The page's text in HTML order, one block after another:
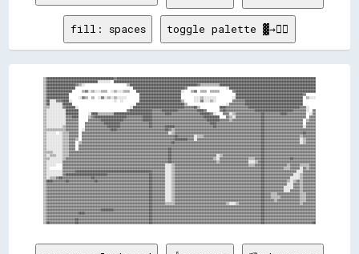
fill: spaces toggle palette ▓→✊🏽
▒▒██████████████████████████████████████████▓▓████████████████████████████████████████████████████████████████████████████████████████████████████████████████████████████
▒▒████████████████████████████████░░░░░░░░  ██████████████████████████████████████████████████████████████████████████████████████████████████████████████████████████████
▒▒██████████████████▓▓▒▒░░                          ▒▒██████████████████████████████████████████▓▓▒▒▒▒▒▒▒▒▒▒▒▒████████████████████████████████████████████████████████████
▒▒██████████████████                                    ████████████████████████████████▓▓                        ░░██████████████████████████████████████████████████████
▒▒████████████████      ▒▒▓▓░░▒▒░░░░▒▒▒▒  ░░▒▒░░░░▒▒▒▒    ████████████████████████████░░    ▒▒▓▓  ▒▒▒▒  ▒▒▒▒▒▒        ▓▓██████████████████████████████████████████████████
▒▒██████████████                                            ██████████████████████████                                  ██████████████████████████████████████████▓▓
▒▒██████████████      ░░▓▓▒▒  ▒▒  ░░▓▓░░▒▒░░▒▒░░░░░░        ██████████████████████████        ░░░░▒▒░░░░░░░░          ░░██████████████████████████████████████████  ▒▒░░░░
▒▒██░░░░▓▓▓▓████░░                          ░░  ░░          ██████████████████████████▒▒      ░░░░▓▓░░░░▒▒░░          ▓▓▓▓▓▓▓▓████████████████████████████████████
▒▒██░░░░░░░░██████                                        ██████████████████████████████▒▒                        ░░▓▓▓▓▓▓▓▓▓▓████████████████████████████████████
▒▒▒▒░░░░░░░░▓▓██████░░                                ░░████████████████████████████████▓▓▓▓▓▓██▒▒            ████▓▓▓▓▓▓▓▓▓▓▓▓▓▓████████████████████████████████▓▓▓▓░░
▒▒░░░░░░░░░░░░████████                              ▓▓██████████████▓▓▓▓▓▓██████████▓▓▓▓▓▓▓▓▓▓▓▓████▓▓        ▓▓██▓▓▓▓▓▓▓▓▓▓▓▓▓▓▓▓▓▓████████████████████████▓▓▓▓▓▓▓▓░░  ▓▓
▒▒░░░░░░░░░░░░████████      ░░████▒▒▒▒▒▒▒▒▒▒████████████████████████▓▓▓▓▓▓▓▓████▓▓▓▓▓▓▓▓▓▓▓▓▓▓▓▓▓▓██████▓▓░░    ▓▓▓▓░░▒▒▓▓▓▓▓▓▓▓▓▓▓▓▓▓▓▓██▓▓▓▓▓▓▓▓▓▓████▓▓▓▓▓▓▓▓▓▓▓▓  ░░▓▓
▒▒░░░░░░░░░░░░▓▓▓▓████      ▒▒▓▓████████████████████▓▓▓▓▓▓▓▓▓▓██████▓▓▓▓▓▓▓▓▓▓▓▓▓▓▓▓▓▓▓▓▓▓▓▓▓▓▓▓▓▓▓▓██████████    ▓▓▒▒░░▓▓▓▓▓▓▓▓▓▓▓▓▓▓▓▓██▓▓▓▓▓▓▓▓▓▓▓▓▓▓▓▓▓▓▓▓▓▓▓▓▓▓  ▓▓▓▓
▒▒░░░░░░░░░░░░▓▓▓▓▓▓▓▓      ▓▓▓▓▓▓▓▓██████████████▓▓▓▓▓▓▓▓▓▓▓▓██████▓▓▓▓▓▓▓▓▓▓▓▓▓▓▓▓▓▓▓▓▓▓▓▓▓▓▓▓▓▓▓▓▓▓████████▓▓▓▓▓▓▒▒▓▓▓▓▓▓▓▓▓▓▓▓▓▓▓▓▓▓██▓▓▓▓▓▓▓▓▓▓▓▓▓▓▓▓▓▓▓▓▓▓▓▓  ▒▒▓▓▓▓
▒▒░░░░░░░░░░░░▓▓▓▓▓▓▓▓    ▓▓▓▓▓▓▓▓▓▓▓▓██████████▓▓▓▓▓▓▓▓▓▓▓▓▓▓▓▓▓▓██▓▓▓▓▓▓▓▓▓▓▓▓▓▓▓▓▓▓▓▓▓▓▓▓▓▓▓▓▓▓▓▓▓▓▓▓████▓▓▓▓▓▓▓▓▓▓▓▓▓▓▓▓▓▓▓▓▓▓▓▓▓▓▓▓██▓▓▓▓▓▓▓▓▓▓▓▓▓▓▓▓▓▓▓▓▓▓▓▓  ▓▓▓▓▓▓
▒▒░░░░░░░░░░▒▒▓▓▓▓▓▓▓▓    ▓▓▓▓▓▓▓▓▓▓▓▓▓▓████████▓▓▓▓▓▓▓▓▓▓▓▓▓▓▓▓▓▓██▓▓▓▓▓▓▓▓██████▓▓▓▓▓▓▓▓▓▓▓▓▓▓▓▓▓▓▓▓▓▓▓▓██▓▓▓▓▓▓▓▓▓▓▓▓▓▓▓▓▓▓▓▓▓▓▓▓▓▓▓▓██▓▓▓▓▓▓▓▓▓▓▓▓▓▓▓▓▓▓▓▓▓▓▓▓░░▓▓▓▓▓▓
▒▒▒▒▒▒▒▒▒▒▒▒▒▒▓▓▓▓▓▓▓▓  ░░▓▓▓▓▓▓▓▓▓▓▓▓▓▓▓▓████▓▓▓▓▓▓▓▓▓▓▓▓▓▓▓▓▓▓▓▓▓▓▓▓▓▓▓▓▓▓██▓▓▒▒▓▓▓▓▓▓▓▓▓▓▓▓▓▓▓▓▓▓▓▓▓▓▓▓▓▓▓▓▓▓▓▓▓▓▓▓▓▓▓▓▓▓▓▓▓▓▓▓▓▓▓▓▓▓██▓▓▓▓▓▓▓▓▓▓▓▓▓▓▓▓▓▓▓▓▓▓▓▓▓▓▓▓▓▓▓▓
▒▒░░░░░░  ░░▒▒▒▒▓▓▓▓▓▓  ▓▓▓▓▓▓▓▓▓▓▓▓▓▓▓▓▓▓▓▓▓▓▓▓▓▓▓▓▓▓▓▓▓▓▓▓▓▓▓▓▓▓▓▓▓▓▓▓▓▓▓▓▓▓░░▒▒▓▓▓▓▓▓▓▓▓▓▓▓▓▓▓▓▓▓▓▓▓▓▓▓▓▓▓▓▓▓▓▓▓▓▓▓▓▓▓▓▓▓▓▓▓▓▓▓▓▓▓▓▓▓██▓▓▓▓▓▓▓▓▓▓▓▓▓▓▓▓▓▓▓▓▓▓▓▓██▓▓▓▓▓▓
▒▒░░░░░░░░░░▒▒▒▒▓▓▓▓▓▓  ▓▓▓▓▓▓▓▓▓▓▓▓▓▓▓▓▓▓▓▓▓▓▓▓▓▓▓▓▓▓▓▓▓▓▓▓▓▓▓▓▓▓▓▓▓▓▓▓▓▓▓▓▓▓▓▓▓▓██▓▓▓▓▓▓▓▓▓▓░░▒▒▒▒▓▓▓▓▓▓▓▓▓▓▓▓▓▓▓▓▓▓▓▓▓▓▓▓▓▓▓▓▓▓▓▓▓▓▓▓██▓▓▓▓▓▓▓▓▓▓▓▓▓▓▓▓▓▓▓▓▓▓▒▒▓▓▓▓▓▓▓▓
▒▒░░░░░░░░░░▒▒▒▒▓▓▓▓▒▒  ▓▓▓▓▓▓▓▓▓▓▓▓▓▓▓▓▓▓▓▓▓▓▓▓▓▓▓▓▓▓▓▓▓▓▓▓▓▓▓▓▓▓▓▓▓▓▓▓▓▓▓▓▓▓▓▓▓▓████████▓▓▓▓░░▓▓▓▓▓▓▓▓▓▓▓▓▓▓▓▓▓▓▓▓▓▓▓▓▓▓▓▓▓▓▓▓▓▓▓▓▓▓▓▓██▓▓▓▓▓▓▓▓▓▓▓▓▓▓▓▓▓▓▓▓▓▓░░▒▒▓▓▓▓▓▓
▒▒░░░░░░░░░░▒▒▒▒▓▓▓▓  ▒▒▓▓▓▓▓▓▓▓▓▓▓▓▓▓▓▓▓▓▓▓▓▓▓▓▓▓▓▓▓▓▓▓▓▓▓▓▓▓▓▓▓▓▓▓▓▓▓▓▓▓▓▓▓▓▓▓██▓▓▓▓▓▓▓▓▓▓▓▓▓▓▓▓▓▓▓▓▓▓▓▓▓▓▓▓▓▓▓▓▓▓▓▓▓▓▓▓▓▓▓▓▓▓▓▓▓▓▓▓▓▓██▓▓▓▓▓▓▓▓▓▓▓▓▓▓▓▓▓▓▓▓▓▓░░▒▒▓▓▓▓▓▓
▒▒░░░░░░░░░░▒▒▒▒▓▓▓▓  ▓▓▓▓▓▓▓▓▓▓▓▓▓▓▓▓▓▓▓▓▓▓▓▓▓▓▓▓▓▓▓▓▓▓▓▓▓▓▓▓▓▓▓▓▓▓▓▓▓▓▓▓▓▓▓▓▓▓▓▓▓▓▓▓▓▓▓▓▓▓▓▓▓▓▓▓▓▓▓▓▓▓▓▓▓▓▓▓▓▓▓▓▓▓▓▓▓▓▓▓▓▓▓▓▓▓▓▓▓▓▓▓▓▓██▓▓▓▓▓▓▓▓▓▓▓▓▓▓▓▓▓▓▓▓▓▓▓▓▓▓▓▓▓▓▓▓
▒▒░░░░░░░░░░▒▒▒▒▓▓▓▓  ▓▓▓▓▓▓▓▓▓▓▓▓▓▓▓▓▓▓▓▓▓▓▓▓▓▓▓▓▓▓▓▓▓▓▓▓▓▓▓▓▓▓▓▓▓▓▓▓▓▓▓▓▓▓▓▓██▓▓▓▓▓▓▓▓▓▓▓▓▓▓▓▓▓▓▓▓▓▓▓▓▓▓▓▓▓▓▓▓▓▓▓▓▓▓▓▓▓▓▓▓▓▓▓▓▓▓▓▓▓▓▓▓██▓▓▓▓▓▓▓▓▓▓▓▓▓▓▓▓▓▓▓▓▓▓▓▓▓▓▓▓▓▓▓▓
▒▒▒▒▒▒░░░░░░▒▒▒▒▓▓▓▓▓▓▓▓▓▓▓▓▓▓▓▓▓▓▓▓▓▓▓▓▓▓▓▓▓▓▓▓▓▓▓▓▓▓▓▓▓▓▓▓▓▓▓▓▓▓▓▓▓▓▓▓▓▓▓▓▓▓██▓▓▓▓▓▓▓▓▓▓▓▓▓▓▓▓▓▓▓▓▓▓▓▓▓▓▓▓▓▓▓▓▓▓▓▓▓▓▓▓▓▓▓▓▓▓▓▓▓▓▓▓▓▓▓▓██▓▓▓▓▓▓▓▓▓▓▓▓▓▓▓▓▓▓▓▓▓▓▓▓▓▓▓▓▓▓▓▓
▒▒░░▒▒▒▒░░░░▒▒▒▒▓▓▓▓▓▓▓▓▓▓▓▓▓▓▓▓▓▓▓▓▓▓▓▓▓▓▓▓▓▓▓▓▓▓▓▓▓▓▓▓▓▓▓▓▓▓▓▓▓▓▓▓▓▓▓▓▓▓▓▓▓▓██▓▓▓▓▓▓▓▓▓▓▓▓▓▓▓▓▓▓▓▓▓▓▓▓▓▓▓▓░░▒▒▓▓▓▓▓▓▓▓▓▓▓▓▓▓▓▓▓▓▓▓▓▓▓▓██▓▓▓▓▓▓▓▓▓▓▓▓▓▓▓▓▓▓▓▓▓▓▓▓▓▓▓▓▓▓▓▓
▒▒▒▒░░░░░░░░▒▒▓▓▓▓▓▓▓▓▓▓▓▓▓▓▓▓▓▓▓▓▓▓▓▓▓▓▓▓▓▓▓▓▓▓▓▓▓▓▓▓▓▓▓▓▓▓▓▓▓▓▓▓▓▓▓▓▓▓▓▓▓▓▓▓██▓▓▓▓▓▓▓▓▓▓▓▓▓▓▓▓▓▓▓▓▓▓▓▓▓▓▒▒░░▓▓▓▓▓▓▓▓▓▓▓▓▓▓▓▓▓▓▒▒▒▒▓▓▓▓██▓▓▓▓▓▓▓▓▓▓▓▓▓▓▓▓██▓▓▓▓▓▓▓▓▓▓▓▓▓▓
▒▒░░░░░░░░░░▓▓▓▓▓▓▓▓▓▓▓▓▓▓▓▓▓▓▓▓▓▓▓▓▓▓▓▓▓▓▓▓▓▓▓▓▓▓▓▓▓▓▓▓▓▓▓▓▓▓▓▓▓▓▓▓▓▓▓▓▓▓▓▓▓▓██▓▓▓▓▓▓▓▓▓▓▓▓▓▓▓▓▓▓▓▓▓▓▓▓▓▓▓▓▒▒▓▓▓▓▓▓▓▓▓▓▓▓▓▓▓▓▓▓░░░░▒▒▓▓██▓▓▓▓▓▓▓▓▓▓▓▓▓▓▓▓▓▓▓▓▓▓▓▓▓▓▓▓▓▓▓▓
▒▒░░░░░░    ▓▓▓▓▓▓▓▓▓▓▓▓▓▓▓▓▓▓▓▓▓▓▓▓▓▓▓▓▓▓▓▓▓▓▓▓▓▓▓▓▓▓▓▓▓▓▓▓▓▓▓▓▓▓▓▓▓▓▓▓▓▓▓▓░░░░▒▒▓▓▓▓▓▓▓▓▓▓▓▓▓▓▓▓▓▓▓▓▓▓▓▓▓▓▓▓▓▓▓▓▓▓▓▓▓▓▓▓▓▓▓▓▓▓▒▒▒▒▓▓▓▓██▓▓▓▓▓▓▓▓▓▓▓▓▓▓▒▒▓▓▓▓▓▓▒▒▒▒▒▒▓▓▓▓
▒▒░░        ▓▓▓▓▓▓▓▓▓▓▓▓▓▓▓▓▓▓▓▓▓▓▓▓▓▓▓▓▓▓▓▓▓▓▓▓▓▓▓▓▓▓▓▓▓▓▓▓▓▓▓▓▓▓▓▓▓▓▓▓▓▓▓▓░░░░▒▒▓▓▓▓▓▓▓▓▓▓▓▓▓▓▓▓▓▓▓▓▓▓▓▓▓▓▓▓▓▓▓▓▓▓▓▓▓▓▓▓▓▓▓▓▓▓▓▓▓▓▓▓▓▓██▓▓▓▓▓▓▓▓▓▓▓▓▒▒▒▒▓▓▓▓▓▓░░▓▓▒▒▓▓▓▓
▒▒░░░░░░░░░░▓▓▓▓▓▓▓▓████████████████████████████████████████████████▓▓▓▓▓▓▓▓░░░░▒▒▓▓▓▓▓▓▓▓▓▓▓▓▓▓▓▓▓▓▓▓▓▓▓▓▓▓▓▓▓▓▓▓▓▓▓▓▓▓▓▓▓▓▓▓▓▓▓▓▓▓▓▓▓▓██▓▓▓▓▓▓▓▓▓▓▓▓▓▓▓▓▓▓▓▓░░░░▓▓▓▓▓▓▓▓
▒▒░░░░░░░░░░▓▓██████████████████████████▓▓▓▓▓▓▓▓▓▓▓▓▓▓▓▓▓▓▓▓▓▓▓▓▓▓██▓▓▓▓▓▓▓▓░░░░▒▒▓▓▓▓▓▓▓▓▓▓▓▓▓▓▓▓▓▓▓▓▓▓▓▓▓▓▓▓▓▓▓▓▓▓▓▓▓▓▓▓▓▓▓▓▓▓▓▓▓▓▓▓▓▓██▓▓▓▓▓▓▓▓▓▓▓▓▓▓▓▓▓▓░░░░▒▒▓▓▓▓▓▓▓▓
▒▒░░▒▒▒▒▓▓██▓▓▓▓▓▓▓▓▓▓▓▓▓▓▓▓▓▓██▓▓▓▓▓▓▓▓▓▓▓▓▓▓▓▓▓▓▓▓▓▓▓▓▓▓▓▓▓▓▓▓▓▓██▓▓▓▓▓▓▓▓░░░░▒▒▓▓▓▓▓▓▓▓▓▓▓▓▓▓▓▓▓▓▓▓▓▓▓▓▓▓▓▓▓▓▓▓▓▓▓▓▓▓▓▓▓▓▓▓▓▓▓▓▓▓▓▓▓▓██▓▓▓▓▓▓▓▓▓▓▓▓▓▓▓▓░░░░░░▒▒▓▓▓▓▓▓▓▓
▒▒████▓▓▓▓▓▓▓▓██▓▓▓▓▓▓▓▓▓▓▓▓▓▓▓▓██▓▓▓▓▓▓▓▓▓▓▓▓▓▓▓▓▓▓▓▓▓▓▓▓▓▓▓▓▓▓▓▓██▓▓▓▓▓▓▓▓░░░░▒▒▓▓▓▓▓▓▓▓▓▓▓▓▓▓▓▓▓▓▓▓▓▓▓▓▓▓▓▓▓▓▓▓▓▓▓▓▓▓▓▓▓▓▓▓▓▓▓▓▓▓▓▓▓▓██▓▓▓▓▓▓▓▓▓▓▓▓▓▓▒▒░░▒▒▓▓▒▒▓▓▓▓▓▓▓▓
▒▒▓▓▓▓▓▓▓▓▓▓▓▓▓▓▓▓▓▓▓▓▓▓▓▓▓▓▓▓▓▓▓▓▓▓▓▓▓▓▓▓▓▓▓▓▓▓▓▓▓▓▓▓▓▓▓▓▓▓▓▓▓▓▓▓██▓▓▓▓▓▓▓▓░░░░▒▒▓▓▓▓▓▓▓▓▓▓▓▓▓▓▓▓▓▓▓▓▓▓▓▓▓▓▓▓▓▓▓▓▓▓▓▓▓▓▓▓▓▓▓▓▓▓▓▓▓▓▓▓▓▓██▓▓▓▓▓▓▓▓▓▓▓▓▓▓░░░░▓▓▓▓▒▒▓▓▓▓▓▓▓▓
▒▒▓▓▓▓▓▓▓▓▓▓▓▓▓▓▓▓▓▓▓▓▓▓▓▓▓▓▓▓▓▓▓▓▓▓▓▓▓▓▓▓▓▓▓▓▓▓▓▓▓▓▓▓▓▓▓▓▓▓▓▓▓▓▓▓██▓▓▓▓▓▓▓▓░░░░▒▒▓▓▓▓▓▓▓▓▓▓▓▓▓▓▓▓▓▓▓▓▓▓▓▓▓▓▓▓▓▓▓▓▓▓▓▓▓▓▓▓▓▓▓▓▓▓▓▓▓▓▓▓▓▓██▓▓▓▓▓▓▓▓▓▓▓▓░░░░░░▓▓▓▓▒▒▓▓▓▓▓▓▓▓
▒▒▓▓▓▓▓▓▓▓▓▓▓▓▓▓▓▓▓▓▓▓▓▓▓▓▓▓▓▓▓▓▓▓▓▓▓▓▓▓▓▓▓▓▓▓▓▓▓▓▓▓▓▓▓▓▓▓▓▓▓▓▓▓▓▓██▓▓▓▓▓▓▓▓░░░░▒▒▓▓▓▓▓▓▓▓▓▓▓▓▓▓▓▓▓▓▓▓▓▓▓▓▓▓▓▓▓▓▓▓▓▓▓▓▓▓▓▓▓▓▓▓▓▓▓▓▓▓▓▓▓▓██▓▓▓▓▓▓▓▓▓▓▓▓░░░░▓▓▓▓▓▓▒▒▓▓▓▓▓▓▓▓
▒▒▓▓▓▓▓▓▓▓▓▓▓▓▓▓▓▓▓▓▓▓▓▓▓▓▓▓▓▓▓▓▓▓▓▓▓▓▓▓▓▓▓▓▓▓▓▓▓▓▓▓▓▓▓▓▓▓▓▓▓▓▓▓▓▓██▓▓▓▓▓▓▓▓░░░░▒▒▓▓▓▓▓▓▓▓▓▓▓▓▓▓▓▓▓▓▓▓▓▓▓▓▓▓▓▓▓▓▓▓▓▓▓▓▓▓▓▓▓▓▓▓▓▓▓▓▓▓▓▓▓▓██▓▓▓▓▒▒▒▒▓▓▓▓▓▓▓▓▓▓▓▓▓▓▒▒▒▒▓▓▓▓▓▓
▒▒▓▓▓▓▓▓▓▓▓▓▓▓▓▓▓▓▓▓▓▓▓▓▓▓▓▓▓▓▓▓▓▓▓▓▓▓▓▓▓▓▓▓▓▓▓▓▓▓▓▓▓▓▓▓▓▓▓▓▓▓▓▓▓▓██▓▓▓▓▓▓▓▓░░░░▒▒▓▓▓▓▓▓▓▓▓▓▓▓▓▓▓▓▓▓▓▓▓▓▓▓▓▓▓▓▓▓▓▓▓▓▓▓▓▓▓▓▓▓▓▓▓▓▓▓▓▓▓▓▓▓██▓▓▓▓▒▒▒▒▒▒▓▓▓▓▓▓▓▓▓▓▓▓▒▒▒▒▓▓▓▓▓▓
▒▒▓▓▓▓▓▓▓▓▓▓▓▓▓▓▓▓▓▓▓▓▓▓▓▓▓▓▓▓▓▓▓▓▓▓▓▓▓▓▓▓▓▓▓▓▓▓▓▓▓▓▓▓▓▓▓▓▓▓▓▓▓▓▓▓██▓▓▓▓▓▓▓▓░░░░▒▒▓▓▓▓▓▓▓▓▓▓▓▓▓▓▓▓▓▓▓▓▓▓▓▓▓▓▓▓▓▓▓▓▓▓▓▓▓▓▓▓▓▓▓▓▓▓▓▓▓▓▓▓▓▓██▓▓▓▓▓▓▒▒▓▓▓▓▓▓▓▓▓▓▓▓▓▓▒▒▒▒▓▓▓▓▓▓
▒▒▓▓▓▓▓▓▓▓▓▓▓▓▓▓▓▓▓▓▓▓▓▓▓▓▓▓▓▓▓▓▓▓▓▓▓▓▓▓▓▓▓▓▓▓▓▓▓▓▓▓▓▓▓▓▓▓▓▓▓▓▓▓▓▓██▓▓▓▓▓▓▓▓▒▒▒▒▒▒▓▓▓▓▓▓▓▓▓▓▓▓▓▓▓▓▓▓▓▓▓▓▓▓▓▓▓▓▓▓▓▓▒▒░░░░▒▒▓▓▓▓▓▓▓▓▓▓▓▓▓▓██▓▓▓▓▓▓▓▓▓▓▓▓▓▓▓▓▓▓▓▓▓▓▒▒▓▓▓▓▓▓▓▓
▒▒▓▓▓▓▓▓▓▓▓▓▓▓▓▓▓▓▓▓▓▓▓▓▓▓▓▓▓▓▓▓▓▓▓▓▓▓▓▓▓▓▓▓▓▓▓▓▓▓▓▓▓▓▓▓▓▓▓▓▓▓▓▓▓▓██▓▓▓▓▓▓▓▓▓▓▓▓▓▓▓▓▓▓▓▓▓▓▓▓▓▓▓▓▓▓▓▓▓▓▓▓▓▓▓▓▓▓▓▓▓▓▓▓▓▓▓▓▓▓▓▓▓▓▓▓▓▓▓▓▓▓▓▓██▓▓▓▓▓▓▓▓▓▓▓▓▓▓▓▓▓▓▓▓▓▓▓▓▓▓▓▓▓▓▓▓
▒▒▓▓▓▓▓▓▓▓▓▓▓▓▓▓▓▓▓▓▓▓▓▓▓▓▓▓▓▓▓▓▓▓▓▓████████▓▓▓▓▓▓▓▓▓▓▓▓▓▓▓▓▓▓▓▓▓▓██▓▓▓▓▓▓▓▓▓▓▓▓▓▓▓▓▓▓▓▓▓▓▓▓▓▓▓▓▓▓▓▓▓▓▓▓▓▓▓▓▓▓▓▓▓▓▓▓▓▓▓▓▓▓▓▓▓▓▓▓▓▓▓▓▓▓▓▓██▓▓▓▓▓▓▓▓▓▓▓▓▓▓▓▓▓▓▓▓▓▓▓▓▓▓▓▓▓▓▓▓
▒▒▓▓▓▓▓▓▓▓▓▓▓▓▓▓▓▓▓▓▓▓████▓▓▓▓▓▓▓▓▓▓▓▓▓▓▓▓▓▓▓▓▓▓▓▓▓▓▓▓▓▓▓▓▓▓▓▓▓▓▓▓██▓▓▓▓▓▓▓▓▓▓▓▓▓▓▓▓▓▓▓▓▓▓▓▓▓▓▓▓▓▓▓▓▓▓▓▓▓▓▓▓▓▓▓▓▓▓▓▓▓▓▓▓▓▓▓▓▓▓▓▓▓▓▓▓▓▓▓▓██▓▓▓▓▓▓▓▓▓▓▓▓▓▓▓▓▓▓▓▓▓▓▓▓▓▓▓▓▓▓▓▓
▒▒▓▓▓▓▓▓▓▓▓▓▓▓▓▓▓▓▓▓▓▓▓▓▓▓▓▓▓▓▓▓▓▓▓▓▓▓▓▓▓▓▓▓▓▓▓▓▓▓▓▓▓▓▓▓▓▓▓▓▓▓▓▓▓▓██▓▓▓▓▓▓▓▓▓▓▓▓▓▓▓▓▓▓▓▓▓▓▓▓▓▓▓▓▓▓▓▓▓▓▓▓▓▓▓▓▓▓▓▓▓▓▓▓▓▓▓▓▓▓▓▓▓▓▓▓▓▓▓▓▓▓▓▓██▓▓▓▓▓▓▓▓▓▓▓▓▓▓▓▓▓▓▓▓▓▓▓▓▓▓▓▓▓▓▓▓
▒▒▓▓▓▓▓▓▓▓▓▓▓▓▓▓▓▓▓▓██▓▓▓▓▓▓▓▓▓▓▓▓▓▓▓▓▓▓▓▓▓▓▓▓▓▓▓▓▓▓▓▓▓▓▓▓▓▓▓▓▓▓▓▓██▓▓▓▓▓▓▓▓▓▓▓▓▓▓▓▓▓▓▓▓▓▓▓▓▓▓▓▓▓▓▓▓▓▓▓▓▓▓▓▓▓▓▓▓▓▓▓▓▓▓▓▓▓▓▓▓▓▓▓▓▓▓▓▓▓▓▓▓██▓▓▓▓▓▓▓▓▓▓▓▓▓▓▓▓▓▓▓▓▓▓▓▓▓▓▓▓▓▓▓▓